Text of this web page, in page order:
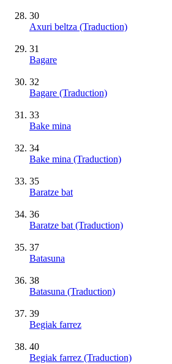
30
Axuri beltza (Traduction)
31
Bagare
32
Bagare (Traduction)
33
Bake mina
34
Bake mina (Traduction)
35
Baratze bat
36
Baratze bat (Traduction)
37
Batasuna
38
Batasuna (Traduction)
39
Begiak farrez
40
Begiak farrez (Traduction)